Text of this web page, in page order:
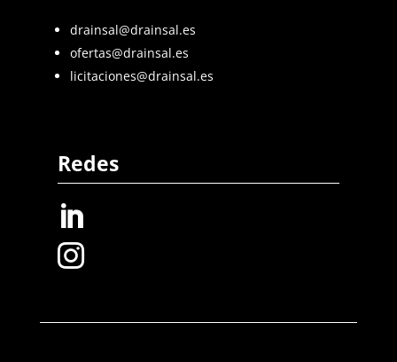
drainsal@drainsal.es
ofertas@drainsal.es
licitaciones@drainsal.es
Redes

